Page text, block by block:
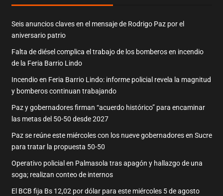
Seis anuncios claves en el mensaje de Rodrigo Paz por el
aniversario patrio
Falta de diésel complica el trabajo de los bomberos en incendio
de la Feria Barrio Lindo
Incendio en Feria Barrio Lindo: informe policial revela la magnitud
y bomberos continuan trabajando
Paz y gobernadores firman “acuerdo histórico” para encaminar
las metas del 50-50 desde 2027
Paz se reúne este miércoles con los nueve gobernadores en Sucre
para tratar la propuesta 50-50
Operativo policial en Palmasola tras apagón y hallazgo de una
soga; realizan conteo de internos
El BCB fija Bs 12,02 por dólar para este miércoles 5 de agosto